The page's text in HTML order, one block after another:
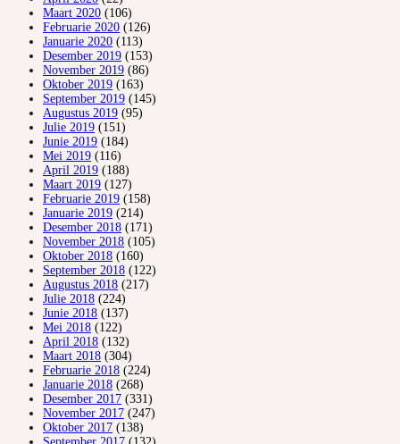
Maart 2020 (106)
Februarie 2020 (126)
Januarie 2020 (113)
Desember 2019 (153)
November 2019 (86)
Oktober 2019 (163)
September 2019 (145)
Augustus 2019 (95)
Julie 2019 (151)
Junie 2019 (184)
Mei 2019 (116)
April 2019 (188)
Maart 2019 (127)
Februarie 2019 (158)
Januarie 2019 (214)
Desember 2018 (171)
November 2018 (105)
Oktober 2018 (160)
September 2018 (122)
Augustus 2018 (217)
Julie 2018 (224)
Junie 2018 (137)
Mei 2018 (122)
April 2018 (132)
Maart 2018 (304)
Februarie 2018 (224)
Januarie 2018 (268)
Desember 2017 (331)
November 2017 (247)
Oktober 2017 (138)